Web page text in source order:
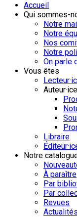
Accueil
Qui sommes-
Notre
Notre
Nos
Notre
On parle
Vous êtes
Auteur·ice
Libraire
Notre
À paraître
Par
Par
Revues
Actualités